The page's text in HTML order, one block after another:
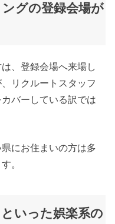
グの登録会場が
、登録会場へ来場し
リクルートスタッフ
バーしている訳では
にお住まいの方は多
。
いった娯楽系の